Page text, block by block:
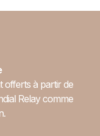
offerts à partir de
Relay comme